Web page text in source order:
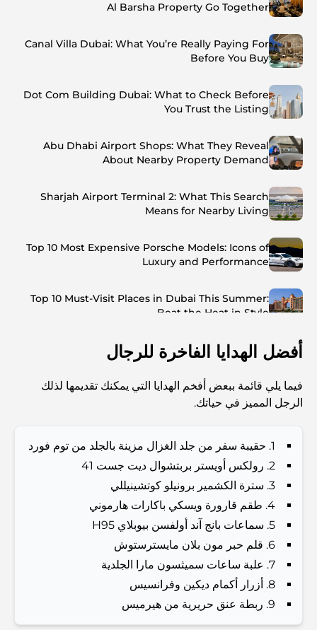
Al Barsha Property Go Together
Canal Villa Dubai: What You’re Really Paying For
Before You Buy
Dot Com Building Dubai: What to Check Before
You Trust the Listing
Abu Dhabi Airport Shops: What They Reveal
About Nearby Property Demand
Sharjah Airport Terminal 2: What This Search
Means for Nearby Living
Top 10 Most Expensive Porsche Models: Icons of
Luxury and Performance
Top 10 Must-Visit Places in Dubai This Summer:
Beat the Heat in Style
Top 7 Busiest Airports in the World: Hub of Global
Travel
Abu Dhabi vs Dubai: A Practical Comparison for
Best Schools in Downtown Dubai: A Guide for
Families
أشياء يمكنك القيام بها في دبي خلال فصل الصيف: دليلك الأمثل
للتغلب على الحرارة
أفضل الهدايا الفاخرة للرجال: أفكار هدايا مميزة وخالدة
Best Hotels in Business Bay, Dubai: Your Ultimate
أفضل الهدايا الفاخرة للرجال
فيما يلي قائمة ببعض أفخم الهدايا التي يمكنك تقديمها لذلك
الرجل المميز في حياتك.
1. حقيبة سفر من جلد الغزال مزينة بالجلد من توم فورد
2. رولكس أويستر بربتشوال ديت جست 41
3. سترة الكشمير برونيلو كوتشينيللي
4. طقم قارورة ويسكي باكارات هارموني
5. سماعات بانج آند أولفسن بيوبلاي H95
6. قلم حبر مون بلان مايسترستوش
7. علبة ساعات سميثسون مارا الجلدية
8. أزرار أكمام ديكين وفرانسيس
9. ربطة عنق حريرية من هيرميس